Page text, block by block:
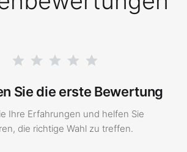
Sie die erste Bewertung
Ihre Erfahrungen und helfen Sie
die richtige Wahl zu treffen.